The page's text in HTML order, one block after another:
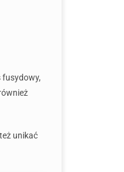
fusydowy,
unikać